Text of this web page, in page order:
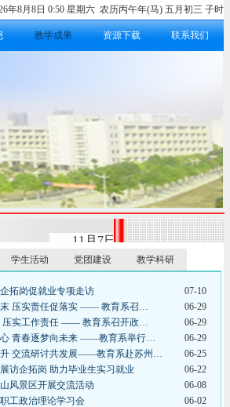
年8月8日 0:50 星期六 农历丙午年(马) 五月初三 子时
教学成果 资源下载 联系我们
11月7日，教育系召开“国
学生活动 党团建设 教学科研
拓岗促就业专项走访
07-10
末 压实责任促落实 —— 教育系召…
06-29
压实工作责任 —— 教育系召开政…
06-29
心 青春逐梦向未来 ——教育系举行…
06-29
升 交流研讨共发展——教育系赴苏州…
06-25
访企拓岗 助力毕业生实习就业
06-22
风景区开展交流活动
06-08
工政治理论学习会
06-02